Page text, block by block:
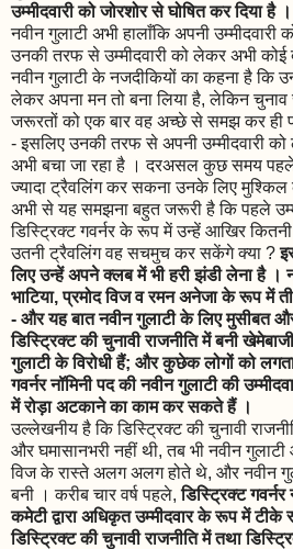
उम्मीदवारी को जोरशोर से घोषित कर दिया है ।
नवीन गुलाटी अभी हालाँकि अपनी
उनकी तरफ से उम्मीदवारी को लेकर अभी कोई
नवीन गुलाटी के नजदीकियों का कहना है कि
लेकर अपना मन तो बना लिया है, लेकिन
जरूरतों को एक बार वह अच्छे से समझ कर ही
- इसलिए उनकी तरफ से अपनी उम्मीदवारी
अभी बचा जा रहा है । दरअसल कुछ समय पहले
ज्यादा ट्रैवलिंग कर सकना उनके लिए
अभी से यह समझना बहुत जरूरी है कि पहले
डिस्ट्रिक्ट गवर्नर के रूप में उन्हें आखिर
उतनी ट्रैवलिंग वह सचमुच कर सकेंगे क्या ?
लिए उन्हें अपने क्लब में भी हरी झंडी लेना है ।
भाटिया, प्रमोद विज व रमन अनेजा के रूप में
- और यह बात नवीन गुलाटी के लिए मुसीबत
डिस्ट्रिक्ट की चुनावी राजनीति में बनी
गुलाटी के विरोधी हैं; और कुछेक लोगों को
गवर्नर नॉमिनी पद की नवीन गुलाटी की
में रोड़ा अटकाने का काम कर सकते हैं ।
उल्लेखनीय है कि डिस्ट्रिक्ट की चुनावी
और घमासानभरी नहीं थी, तब भी नवीन गुलाटी
विज के रास्ते अलग अलग होते थे, और नवीन
बनी । करीब चार वर्ष पहले,डिस्ट्रिक्ट गवर्नर
कमेटी द्वारा अधिकृत उम्मीदवार के रूप में
डिस्ट्रिक्ट की चुनावी राजनीति में तथा